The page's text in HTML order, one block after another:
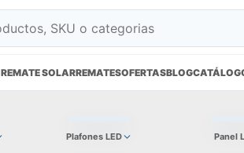
REMATE SOLARREMATESOFERTASBLOG
Plafones LED Panel